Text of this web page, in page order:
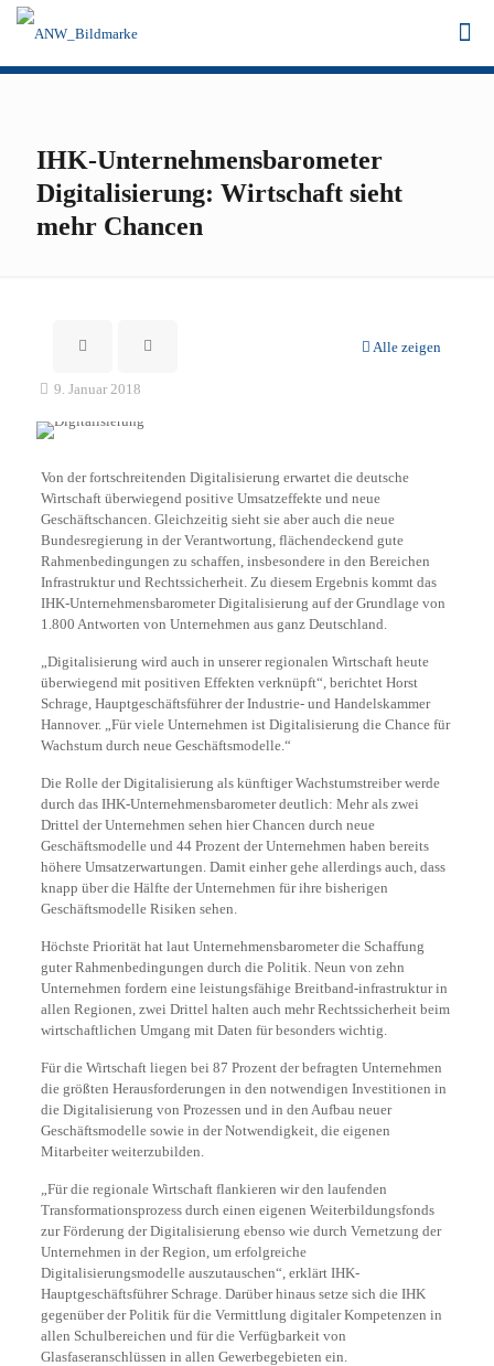
IHK-Unternehmensbarometer
Digitalisierung: Wirtschaft sieht
mehr Chancen
Alle zeigen
9. Januar 2018
Von der fortschreitenden Digitalisierung erwartet die deutsche
Wirtschaft überwiegend positive Umsatzeffekte und neue
Geschäftschancen. Gleichzeitig sieht sie aber auch die neue
Bundesregierung in der Verantwortung, flächendeckend gute
Rahmenbedingungen zu schaffen, insbesondere in den Bereichen
Infrastruktur und Rechtssicherheit. Zu diesem Ergebnis kommt das
IHK-Unternehmensbarometer Digitalisierung auf der Grundlage von
1.800 Antworten von Unternehmen aus ganz Deutschland.
„Digitalisierung wird auch in unserer regionalen Wirtschaft heute
überwiegend mit positiven Effekten verknüpft“, berichtet Horst
Schrage, Hauptgeschäftsführer der Industrie- und Handelskammer
Hannover. „Für viele Unternehmen ist Digitalisierung die Chance für
Wachstum durch neue Geschäftsmodelle.“
Die Rolle der Digitalisierung als künftiger Wachstumstreiber werde
durch das IHK-Unternehmensbarometer deutlich: Mehr als zwei
Drittel der Unternehmen sehen hier Chancen durch neue
Geschäftsmodelle und 44 Prozent der Unternehmen haben bereits
höhere Umsatzerwartungen. Damit einher gehe allerdings auch, dass
knapp über die Hälfte der Unternehmen für ihre bisherigen
Geschäftsmodelle Risiken sehen.
Höchste Priorität hat laut Unternehmensbarometer die Schaffung
guter Rahmenbedingungen durch die Politik. Neun von zehn
Unternehmen fordern eine leistungsfähige Breitband-infrastruktur in
allen Regionen, zwei Drittel halten auch mehr Rechtssicherheit beim
wirtschaftlichen Umgang mit Daten für besonders wichtig.
Für die Wirtschaft liegen bei 87 Prozent der befragten Unternehmen
die größten Herausforderungen in den notwendigen Investitionen in
die Digitalisierung von Prozessen und in den Aufbau neuer
Geschäftsmodelle sowie in der Notwendigkeit, die eigenen
Mitarbeiter weiterzubilden.
„Für die regionale Wirtschaft flankieren wir den laufenden
Transformationsprozess durch einen eigenen Weiterbildungsfonds
zur Förderung der Digitalisierung ebenso wie durch Vernetzung der
Unternehmen in der Region, um erfolgreiche
Digitalisierungsmodelle auszutauschen“, erklärt IHK-
Hauptgeschäftsführer Schrage. Darüber hinaus setze sich die IHK
gegenüber der Politik für die Vermittlung digitaler Kompetenzen in
allen Schulbereichen und für die Verfügbarkeit von
Glasfaseranschlüssen in allen Gewerbegebieten ein.